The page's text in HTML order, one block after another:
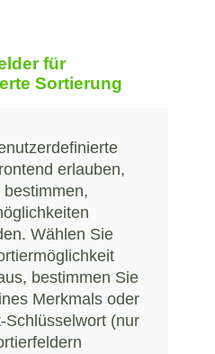
für
Sortierung
erlauben,
Wählen Sie
bestimmen Sie
Merkmals oder
Schlüsselwort (nur